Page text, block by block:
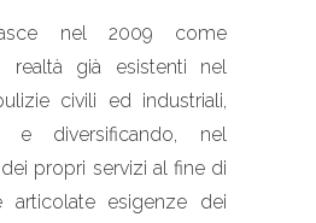
nel 2009 come
realtà già esistenti nel
civili ed industriali,
e diversificando, nel
propri servizi al fine di
articolate esigenze dei